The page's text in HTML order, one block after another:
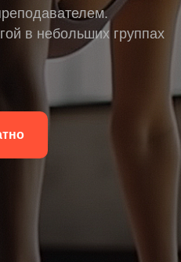
в небольших группах